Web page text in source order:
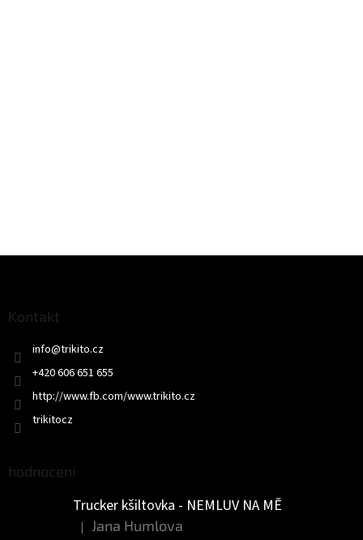
Kontakt
info@trikito.cz
+420 606 651 655
http://www.fb.com/www.trikito.cz
trikitocz
hodnocení
Trucker kšiltovka - NEMLUV NA MĚ
Hodnocení produktu je 5 z 5 hvězdiček.
| Jana Humlova